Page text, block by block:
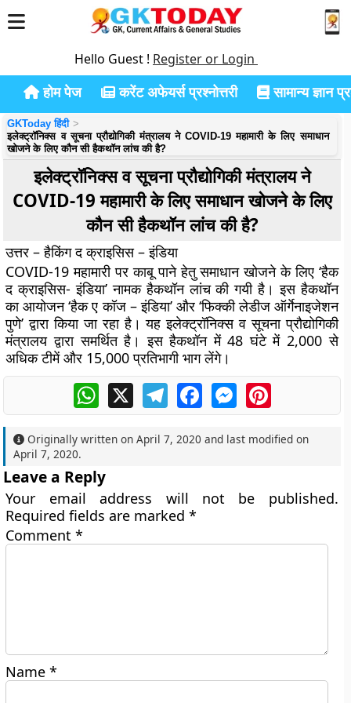
Hello Guest ! Register or Login
होम पेज करेंट अफेयर्स प्रश्नोत्तरी सामान्य ज्ञान
GKToday हिंदी
इलेक्ट्रॉनिक्स व सूचना प्रौद्योगिकी मंत्रालय ने COVID-19 महामारी के लिए समाधान
खोजने के लिए कौन सी हैकथॉन लांच की है?
इलेक्ट्रॉनिक्स व सूचना प्रौद्योगिकी मंत्रालय ने
COVID-19 महामारी के लिए समाधान खोजने के लिए
कौन सी हैकथॉन लांच की है?
उत्तर – हैकिंग द क्राइसिस – इंडिया
COVID-19 महामारी पर काबू पाने हेतु समाधान खोजने के लिए ‘हैक
द क्राइसिस- इंडिया’ नामक हैकथॉन लांच की गयी है। इस हैकथॉन
का आयोजन ‘हैक ए कॉज – इंडिया’ और ‘फिक्की लेडीज ऑर्गेनाइजेशन
पुणे’ द्वारा किया जा रहा है। यह इलेक्ट्रॉनिक्स व सूचना प्रौद्योगिकी
मंत्रालय द्वारा समर्थित है। इस हैकथॉन में 48 घंटे में 2,000 से
अधिक टीमें और 15,000 प्रतिभागी भाग लेंगे।
WhatsApp
X TelegramFacebookMessengerPinterest
Originally written onApril 7, 2020 and last modified on
April 7, 2020.
Leave a Reply
Your email address will not be published.
Required fields are marked*
Comment*
Name*